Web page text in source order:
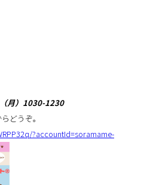
月）1030-1230
どうぞ。
?accountId=soramame-